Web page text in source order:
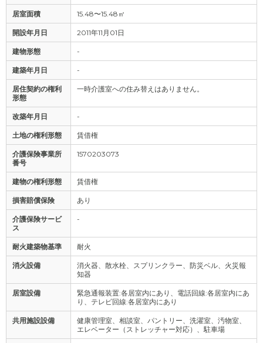
居室面積 15.48〜15.48㎡
開設年月日 2011年11月01日
建物形態 -
建築年月日 -
居住契約の権利
形態
一時介護室への住み替えはありません。
改築年月日 -
土地の権利形態 賃借権
介護保険事業所
番号
1570203073
建物の権利形態 賃借権
損害賠償保険 あり
介護保険サービ
ス
-
耐火建築物基準 耐火
消火設備
消火器、散水栓、スプリンクラー、防災ベル、火災報
知器
居室設備
緊急通報装置:各居室内にあり、電話回線:各居室内にあ
り、テレビ回線:各居室内にあり
共用施設設備
健康管理室、相談室、パントリー、洗濯室、汚物室、
エレベーター（ストレッチャー対応）、駐車場